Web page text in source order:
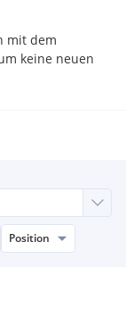
mit dem
keine neuen
Position